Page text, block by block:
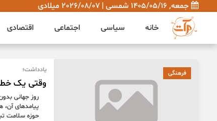
جمعه, 1405/05/16 شمسی | 2026/08/07 میلادی
خانه
سیاسی اجتماعی اقتصادی
فرهنگی یادداشت؛
وقتی یک
روز جهانی
پیامدهای
حوزه سلامت